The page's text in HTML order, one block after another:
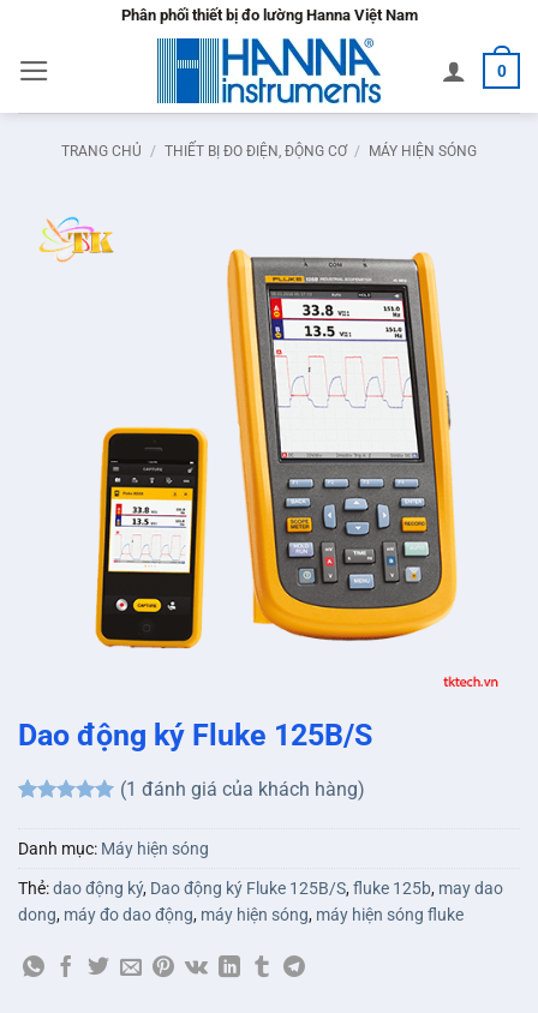
nội
dung
Phân phối thiết bị đo lường Hanna Việt Nam
0
TRANG CHỦ / THIẾT BỊ ĐO ĐIỆN, ĐỘNG CƠ / MÁY HIỆN SÓNG
Dao động ký Fluke 125B/S
dựa trên
đánh giá
(1 đánh giá của khách hàng)
Danh mục: Máy hiện sóng
Thẻ:dao động ký, Dao động ký Fluke 125B/S,fluke 125b, may dao
dong, máy đo dao động, máy hiện sóng, máy hiện sóng fluke